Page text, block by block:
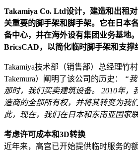
Takamiya Co. Ltd设计，建造和出租
关重要的脚手架和脚手架。它在日本
备中心，并在海外设有集团业务基地
BricsCAD，以简化临时脚手架和支撑
Takamiya技术部（销售部）总经理竹
Takemura）阐明了该公司的历史：
“
那时，我们买卖建筑设备。 2010年，
造商的全部所有权，并将其转变为我
此，现在，我们在日本和东南亚国家
考虑许可成本和3D转换
近年来，高宫已开始提供临时服务的